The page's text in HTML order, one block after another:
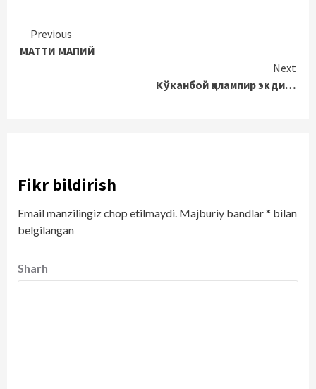
Continue
Reading
Previous
МАТТИ МАПИЙ
Next
Кўканбой қалампир экди…
Fikr bildirish
Email manzilingiz chop etilmaydi. Majburiy bandlar* bilan
belgilangan
Sharh